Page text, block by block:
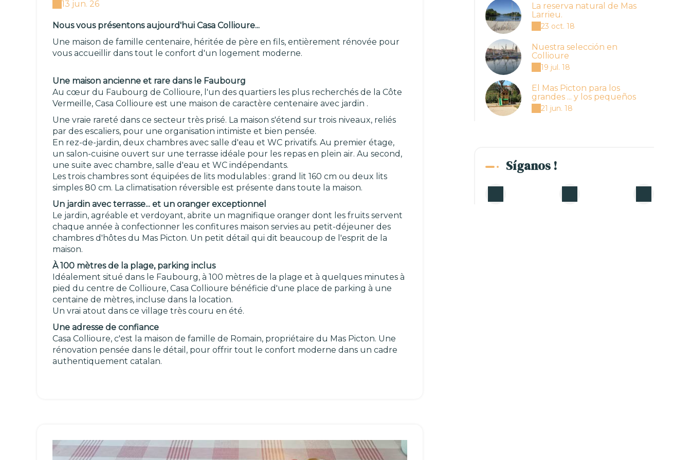
13 jun. 26
Nous vous présentons aujourd'hui Casa Collioure...
Une maison de famille centenaire, héritée de père en fils, entièrement rénovée pour
vous accueillir dans tout le confort d'un logement moderne.
Une maison ancienne et rare dans le Faubourg
Au cœur du Faubourg de Collioure, l'un des quartiers les plus recherchés de la Côte
Vermeille, Casa Collioure est une maison de caractère centenaire avec jardin .
Une vraie rareté dans ce secteur très prisé. La maison s'étend sur trois niveaux, reliés
par des escaliers, pour une organisation intimiste et bien pensée.
En rez-de-jardin, deux chambres avec salle d'eau et WC privatifs. Au premier étage,
un salon-cuisine ouvert sur une terrasse idéale pour les repas en plein air. Au second,
une suite avec chambre, salle d'eau et WC indépendants.
Les trois chambres sont équipées de lits modulables : grand lit 160 cm ou deux lits
simples 80 cm. La climatisation réversible est présente dans toute la maison.
Un jardin avec terrasse... et un oranger exceptionnel
Le jardin, agréable et verdoyant, abrite un magnifique oranger dont les fruits servent
chaque année à confectionner les confitures maison servies au petit-déjeuner des
chambres d'hôtes du Mas Picton. Un petit détail qui dit beaucoup de l'esprit de la
maison.
À 100 mètres de la plage, parking inclus
Idéalement situé dans le Faubourg, à 100 mètres de la plage et à quelques minutes à
pied du centre de Collioure, Casa Collioure bénéficie d'une place de parking à une
centaine de mètres, incluse dans la location.
Un vrai atout dans ce village très couru en été.
Une adresse de confiance
Casa Collioure, c'est la maison de famille de Romain, propriétaire du Mas Picton. Une
rénovation pensée dans le détail, pour offrir tout le confort moderne dans un cadre
authentiquement catalan.
La reserva natural de Mas
Larrieu.
23 oct. 18
Nuestra selección en
Collioure
19 jul. 18
El Mas Picton para los
grandes ... y los pequeños
21 jun. 18
Síganos !